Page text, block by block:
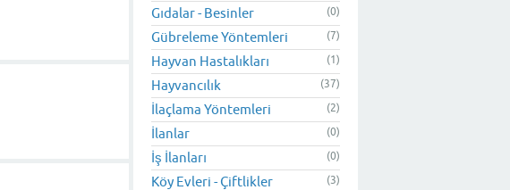
Gıdalar - Besinler (0)
Gübreleme Yöntemleri (7)
Hayvan Hastalıkları (1)
Hayvancılık (37)
İlaçlama Yöntemleri (2)
İlanlar (0)
İş İlanları (0)
Köy Evleri - Çiftlikler (3)